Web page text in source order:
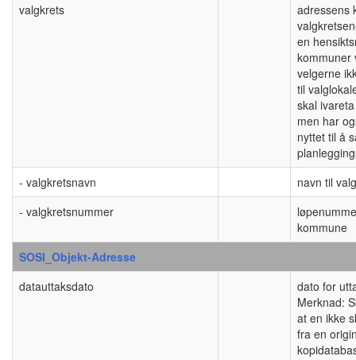
valgkrets
adressens
en
kommuner
velgerne
til
skal
men har
nyttet til å
- valgkretsnavn
navn til
- valgkretsnummer
kommune
SOSI_Objekt-Adresse
datauttaksdato
dato for
Merknad:
at en ikke
fra en